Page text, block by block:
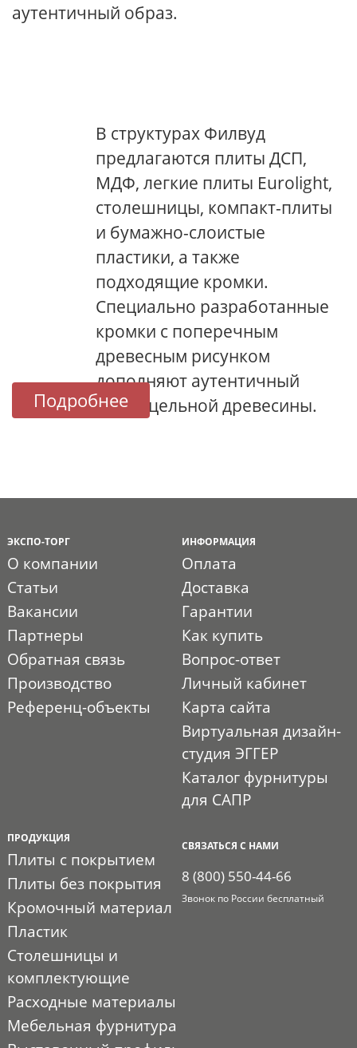
аутентичный образ.
Подробнее
В структурах Филвуд
предлагаются плиты ДСП,
МДФ, легкие плиты Eurolight,
столешницы, компакт-плиты
и бумажно-слоистые
пластики, а также
подходящие кромки.
Специально разработанные
кромки с поперечным
древесным рисунком
дополняют аутентичный
образ цельной древесины.
ЭКСПО-ТОРГ
О компании
Статьи
Вакансии
Партнеры
Обратная связь
Производство
Референц-объекты
ИНФОРМАЦИЯ
Оплата
Доставка
Гарантии
Как купить
Вопрос-ответ
Личный кабинет
Карта сайта
Виртуальная дизайн-
студия ЭГГЕР
Каталог фурнитуры
для САПР
ПРОДУКЦИЯ
Плиты с покрытием
Плиты без покрытия
Кромочный материал
Пластик
Столешницы и
комплектующие
Расходные материалы
Мебельная фурнитура
СВЯЗАТЬСЯ С НАМИ
8 (800) 550-44-66
Звонок по России бесплатный